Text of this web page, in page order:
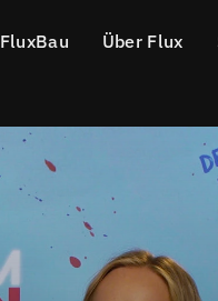
FluxBau Über Flux